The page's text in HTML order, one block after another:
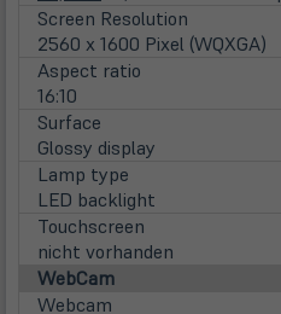
Screen Resolution
2560 x 1600 Pixel (WQXGA)
Aspect ratio
16:10
Surface
Glossy display
Lamp type
LED backlight
Touchscreen
nicht vorhanden
WebCam
Webcam